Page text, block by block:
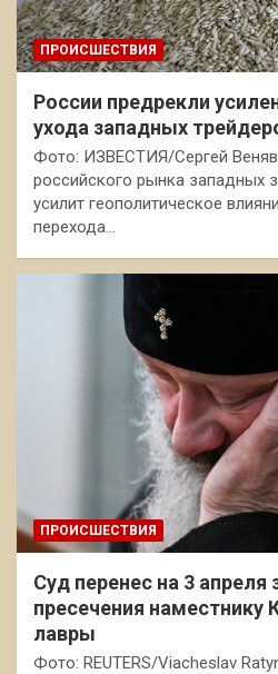
ПРОИСШЕСТВИЯ
России предрекли
ухода западных
Фото: ИЗВЕСТИЯ/Сергей
российского рынка западных
усилит геополитическое
перехода…
ПРОИСШЕСТВИЯ
Суд перенес на 3 апреля
пресечения наместнику
лавры
Фото: REUTERS/Viacheslav